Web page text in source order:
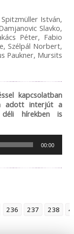
István,
Slavko,
Péter, Fabio
Szélpál Norbert,
Paukner, Mursits
kapcsolatban
adott interjút a
hírekben is
00:00
236 237 238